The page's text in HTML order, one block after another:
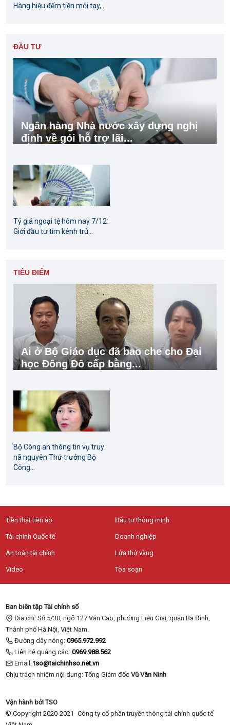
Hàng hiệu đếm tiền mỏi tay,...
ĐẦU TƯ
Ngân hàng Nhà nước xây dựng nghị
định về gói hỗ trợ lãi...
Tỷ giá ngoại tệ hôm nay 7/12:
Giới đầu tư tìm kênh trú...
TIÊU ĐIỂM
Ai ở Bộ Giáo dục đã bao che cho Đại
học Đông Đô cấp bằng...
Bộ Công an thông tin vụ truy
nã nguyên Thứ trưởng Bộ
Công...
Tiền thật tiền ảo Đầu tư thông minh
Tài chính Quốc tế Doanh nghiệp
An toàn tài chính Lửa thử vàng
Video Tòa soạn
Ban biên tập Tài chính số
Địa chỉ: Số 5/30, ngõ 127 Văn Cao, phường Liễu Giai, quận Ba Đình,
Thành phố Hà Nội, Việt Nam.
Đường dây nóng:0965.972.992
Liên hệ quảng cáo:0969.988.562
Email:tso@taichinhso.net.vn
Chịu trách nhiệm nội dung: Tổng Giám đốcVũ Văn Ninh
Vận hành bởi TSO
© Copyright 2020-2021- Công ty cổ phần truyền thông tài chính quốc tế